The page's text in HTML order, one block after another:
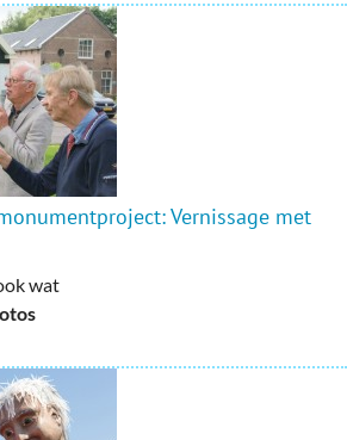
Vernissage met
wat